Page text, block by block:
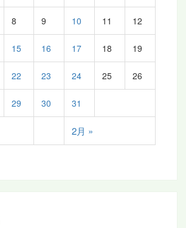
2月 »
8 9 10 11 12
15 16 17 18 19
22 23 24 25 26
29 30 31